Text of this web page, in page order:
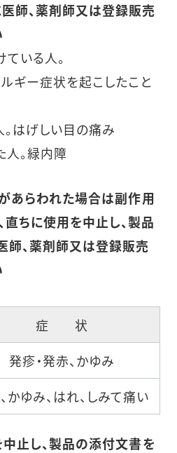
師、薬剤師又は登録販売
ている人。
ルギー症状を起こしたこと
。はげしい目の痛み
人。緑内障
あらわれた場合は副作用
ちに使用を中止し、製品
師、薬剤師又は登録販売
症 状
発疹・発赤、かゆみ
かゆみ、はれ、しみて痛い
止し、製品の添付文書を